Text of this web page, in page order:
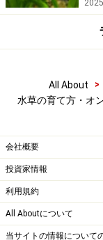
All About >
水草の育て方・オ
会社概要
投資家情報
利用規約
All Aboutについて
当サイトの情報について